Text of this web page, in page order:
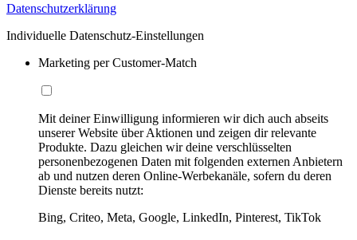
Datenschutzerklärung
Individuelle Datenschutz-Einstellungen
Marketing per Customer-Match
Mit deiner Einwilligung informieren wir dich auch abseits
unserer Website über Aktionen und zeigen dir relevante
Produkte. Dazu gleichen wir deine verschlüsselten
personenbezogenen Daten mit folgenden externen Anbietern
ab und nutzen deren Online-Werbekanäle, sofern du deren
Dienste bereits nutzt:
Bing, Criteo, Meta, Google, LinkedIn, Pinterest, TikTok